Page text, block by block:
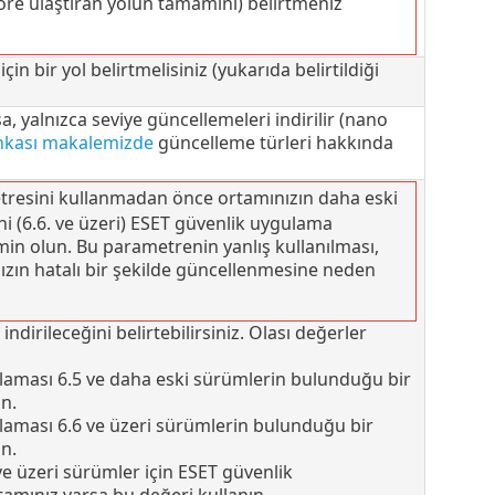
için bir yol belirtmelisiniz (yukarıda belirtildiği
yalnızca seviye güncellemeleri indirilir (nano
makalemizdegüncelleme türleri hakkında
kullanmadan önce ortamınızın daha eski
(6.6. ve üzeri) ESET güvenlik uygulama
olun. Bu parametrenin yanlış kullanılması,
hatalı bir şekilde güncellenmesine neden
belirtebilirsiniz. Olası değerler
6.5 ve daha eski sürümlerin bulunduğu bir
6.6 ve üzeri sürümlerin bulunduğu bir
üzeri sürümler için ESET güvenlik